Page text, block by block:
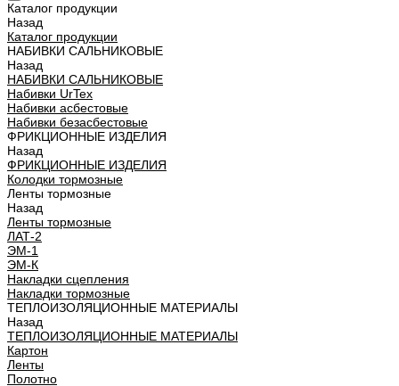
Каталог продукции
Назад
Каталог продукции
НАБИВКИ САЛЬНИКОВЫЕ
Назад
НАБИВКИ САЛЬНИКОВЫЕ
Набивки UrTex
Набивки асбестовые
Набивки безасбестовые
ФРИКЦИОННЫЕ ИЗДЕЛИЯ
Назад
ФРИКЦИОННЫЕ ИЗДЕЛИЯ
Колодки тормозные
Ленты тормозные
Назад
Ленты тормозные
ЛАТ-2
ЭМ-1
ЭМ-К
Накладки сцепления
Накладки тормозные
ТЕПЛОИЗОЛЯЦИОННЫЕ МАТЕРИАЛЫ
Назад
ТЕПЛОИЗОЛЯЦИОННЫЕ МАТЕРИАЛЫ
Картон
Ленты
Полотно